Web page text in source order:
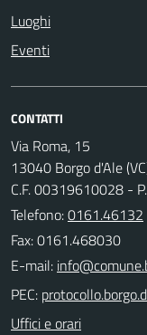
Luoghi
Eventi
CONTATTI
Via Roma, 15
13040 Borgo d'Ale
C.F. 00319610028 -
Telefono:0161.46132
Fax: 0161.468030
E-mail:
PEC:
Uffici e orari